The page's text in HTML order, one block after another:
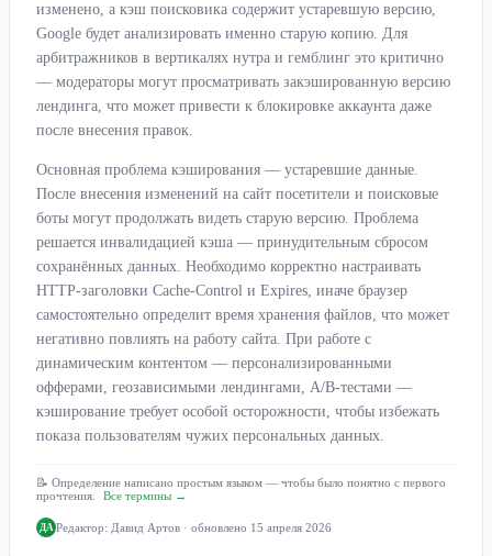
изменено, а кэш поисковика содержит устаревшую версию,
Google будет анализировать именно старую копию. Для
арбитражников в вертикалях нутра и гемблинг это критично
— модераторы могут просматривать закэшированную версию
лендинга, что может привести к блокировке аккаунта даже
после внесения правок.
Основная проблема кэширования — устаревшие данные.
После внесения изменений на сайт посетители и поисковые
боты могут продолжать видеть старую версию. Проблема
решается инвалидацией кэша — принудительным сбросом
сохранённых данных. Необходимо корректно настраивать
HTTP-заголовки Cache-Control и Expires, иначе браузер
самостоятельно определит время хранения файлов, что может
негативно повлиять на работу сайта. При работе с
динамическим контентом — персонализированными
офферами, геозависимыми лендингами, A/B-тестами —
кэширование требует особой осторожности, чтобы избежать
показа пользователям чужих персональных данных.
📝 Определение написано простым языком — чтобы было понятно с первого
прочтения.
Все термины →
ДА Редактор: Давид Артов · обновлено 15 апреля 2026